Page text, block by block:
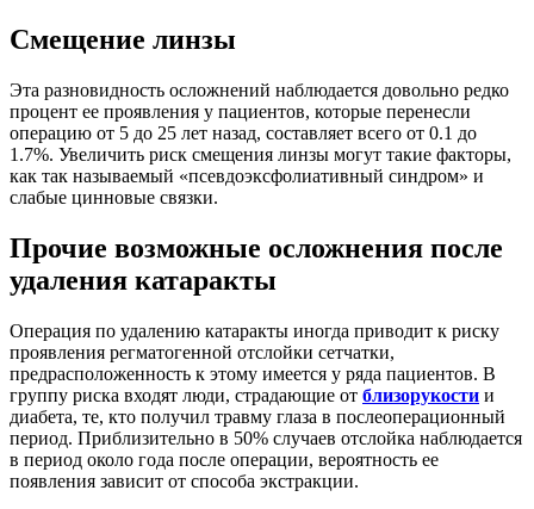
Смещение линзы
Эта разновидность осложнений наблюдается довольно редко
процент ее проявления у пациентов, которые перенесли
операцию от 5 до 25 лет назад, составляет всего от 0.1 до
1.7%. Увеличить риск смещения линзы могут такие факторы,
как так называемый «псевдоэксфолиативный синдром» и
слабые цинновые связки.
Прочие возможные осложнения после
удаления катаракты
Операция по удалению катаракты иногда приводит к риску
проявления регматогенной отслойки сетчатки,
предрасположенность к этому имеется у ряда пациентов. В
группу риска входят люди, страдающие от близорукости и
диабета, те, кто получил травму глаза в послеоперационный
период. Приблизительно в 50% случаев отслойка наблюдается
в период около года после операции, вероятность ее
появления зависит от способа экстракции.